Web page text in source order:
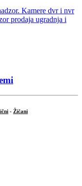
- Žičani